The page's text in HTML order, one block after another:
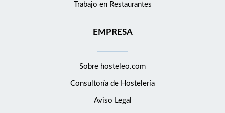
Trabajo en Restaurantes
EMPRESA
Sobre hosteleo.com
Consultoría de Hostelería
Aviso Legal